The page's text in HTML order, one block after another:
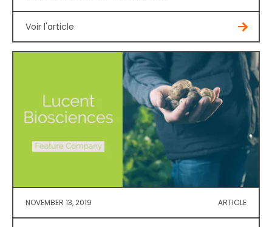
Voir l'article
NOVEMBER 13, 2019 ARTICLE